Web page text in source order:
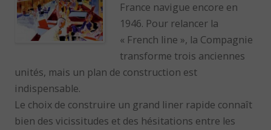
France navigue encore en
1946. Pour relancer la
« French line », la Compagnie
transforme trois anciennes
unités, mais un plan de construction est
indispensable.
Le choix de construire un grand liner rapide connaît
bien des vicissitudes et des hésitations entre les